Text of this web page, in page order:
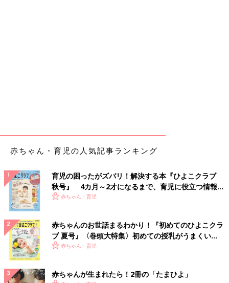
赤ちゃん・育児の人気記事ランキング
育児の困ったがズバリ！解決する本『ひよこクラブ
秋号』 4カ月～2才になるまで、育児に役立つ情報が
いっぱい！
赤ちゃん・育児
赤ちゃんのお世話まるわかり！『初めてのひよこクラ
ブ 夏号』〈巻頭大特集〉初めての授乳がうまくい
く！ おっぱい・ミルクの基本と夏のトラブル 解決テ
赤ちゃん・育児
赤ちゃんが生まれたら！2冊の「たまひよ」